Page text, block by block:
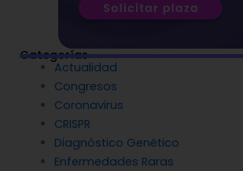
Categorías
Actualidad
Congresos
Coronavirus
CRISPR
Diagnóstico Genético
Enfermedades Raras